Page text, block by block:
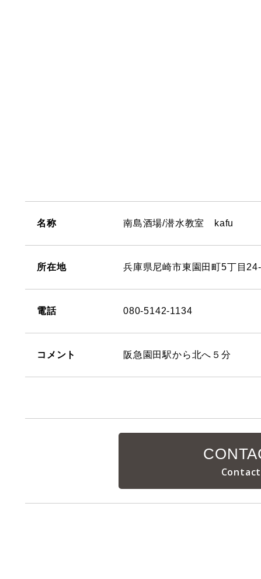
名称 南島酒場/潜水教室 kafu
所在地 兵庫県尼崎市東園田町5丁目
電話 080-5142-1134
コメント 阪急園田駅から北へ５分